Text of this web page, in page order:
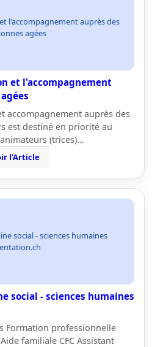
l'accompagnement auprès des
agées
et l'accompagnement
accompagnement auprès des
est destiné en priorité au
(trices)…
l'Article
social - sciences humaines
social - sciences humaines
Formation professionnelle
familiale CFC Assistant